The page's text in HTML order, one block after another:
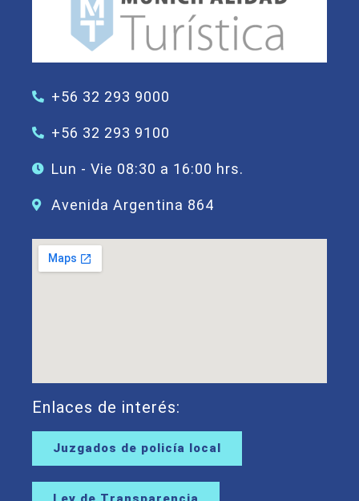
+56 32 293 9000
+56 32 293 9100
Lun - Vie 08:30 a 16:00 hrs.
Avenida Argentina 864
Enlaces de interés:
Juzgados de policía local